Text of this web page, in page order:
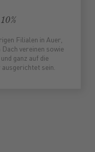
Filialen in Auer,
Dach vereinen sowie
ganz auf die
sein.